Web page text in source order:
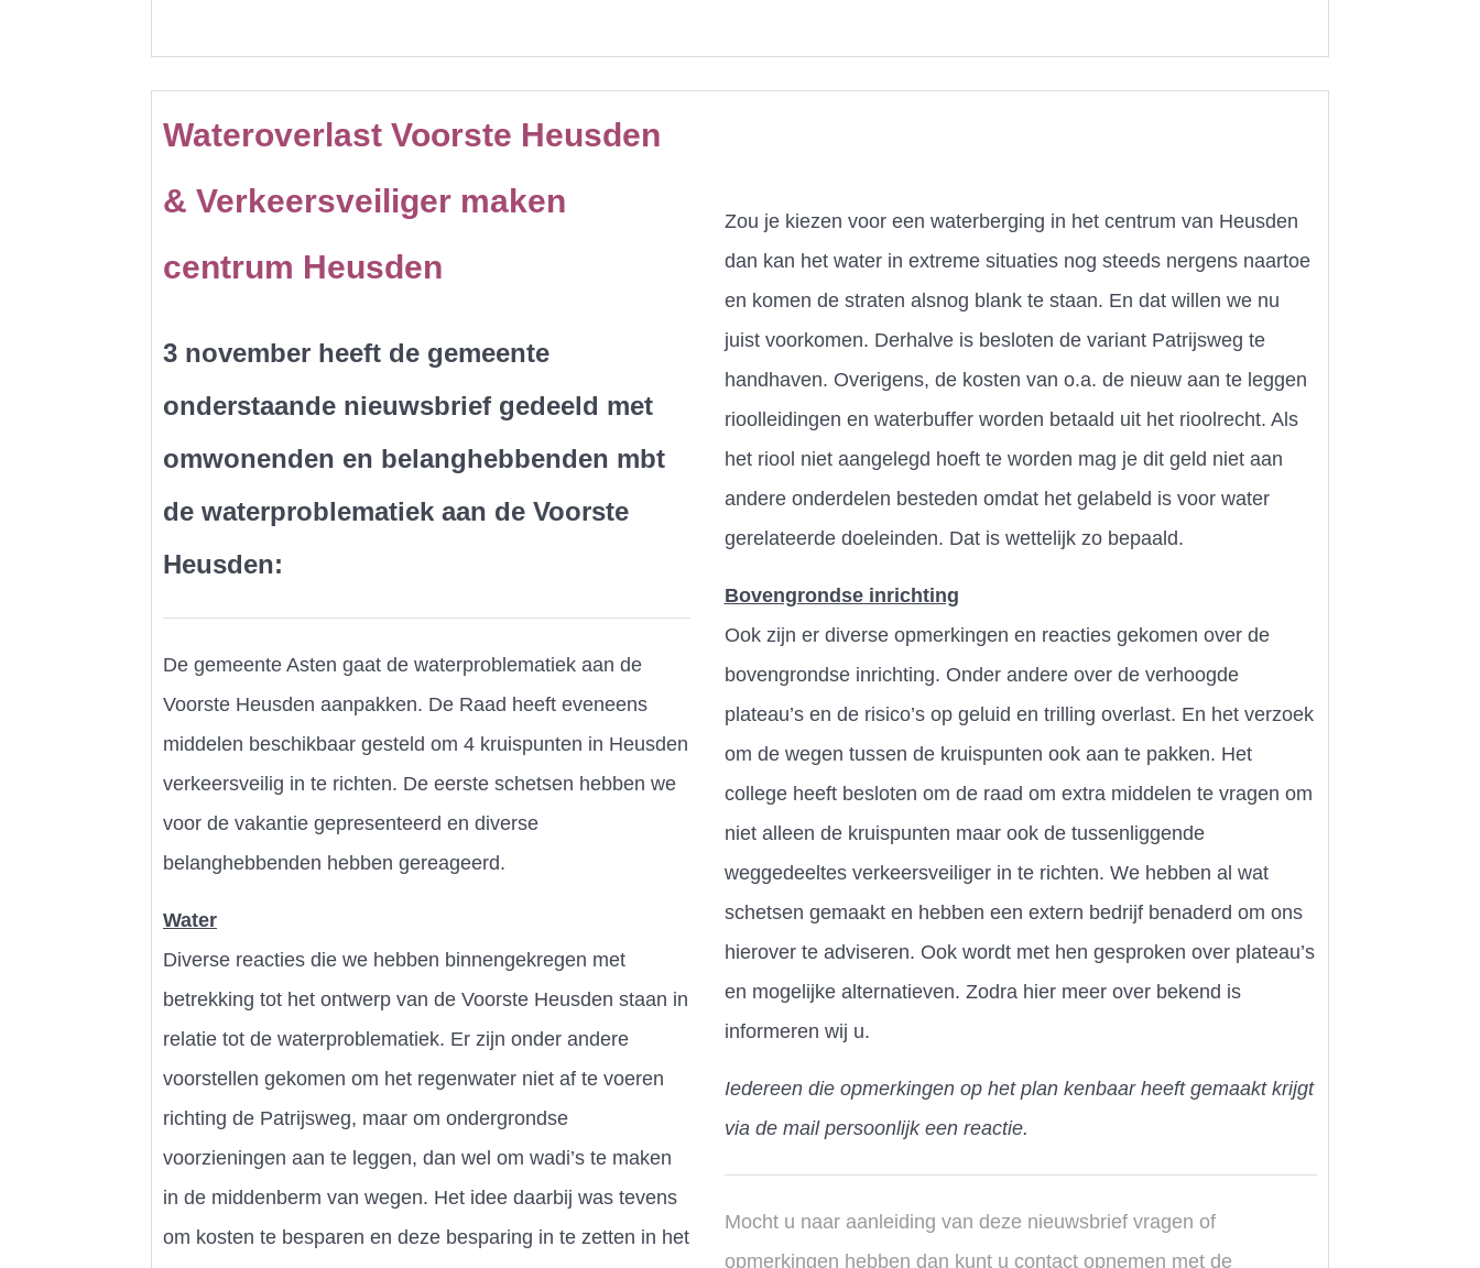
Wateroverlast Voorste Heusden
& Verkeersveiliger maken
centrum Heusden
3 november heeft de gemeente
onderstaande nieuwsbrief gedeeld met
omwonenden en belanghebbenden mbt
de waterproblematiek aan de Voorste
Heusden:
De gemeente Asten gaat de waterproblematiek aan de
Voorste Heusden aanpakken. De Raad heeft eveneens
middelen beschikbaar gesteld om 4 kruispunten in Heusden
verkeersveilig in te richten. De eerste schetsen hebben we
voor de vakantie gepresenteerd en diverse
belanghebbenden hebben gereageerd.
Water
Diverse reacties die we hebben binnengekregen met
betrekking tot het ontwerp van de Voorste Heusden staan in
relatie tot de waterproblematiek. Er zijn onder andere
voorstellen gekomen om het regenwater niet af te voeren
richting de Patrijsweg, maar om ondergrondse
voorzieningen aan te leggen, dan wel om wadi’s te maken
in de middenberm van wegen. Het idee daarbij was tevens
om kosten te besparen en deze besparing in te zetten in het
Zou je kiezen voor een waterberging in het centrum van Heusden
dan kan het water in extreme situaties nog steeds nergens naartoe
en komen de straten alsnog blank te staan. En dat willen we nu
juist voorkomen. Derhalve is besloten de variant Patrijsweg te
handhaven. Overigens, de kosten van o.a. de nieuw aan te leggen
rioolleidingen en waterbuffer worden betaald uit het rioolrecht. Als
het riool niet aangelegd hoeft te worden mag je dit geld niet aan
andere onderdelen besteden omdat het gelabeld is voor water
gerelateerde doeleinden. Dat is wettelijk zo bepaald.
Bovengrondse inrichting
Ook zijn er diverse opmerkingen en reacties gekomen over de
bovengrondse inrichting. Onder andere over de verhoogde
plateau’s en de risico’s op geluid en trilling overlast. En het verzoek
om de wegen tussen de kruispunten ook aan te pakken. Het
college heeft besloten om de raad om extra middelen te vragen om
niet alleen de kruispunten maar ook de tussenliggende
weggedeeltes verkeersveiliger in te richten. We hebben al wat
schetsen gemaakt en hebben een extern bedrijf benaderd om ons
hierover te adviseren. Ook wordt met hen gesproken over plateau’s
en mogelijke alternatieven. Zodra hier meer over bekend is
informeren wij u.
Iedereen die opmerkingen op het plan kenbaar heeft gemaakt krijgt
via de mail persoonlijk een reactie.
Mocht u naar aanleiding van deze nieuwsbrief vragen of
opmerkingen hebben dan kunt u contact opnemen met de